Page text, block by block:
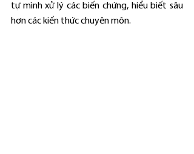
tự mình xử lý các biến chứng, hiểu biết sâu
hơn các kiến thức chuyên môn.